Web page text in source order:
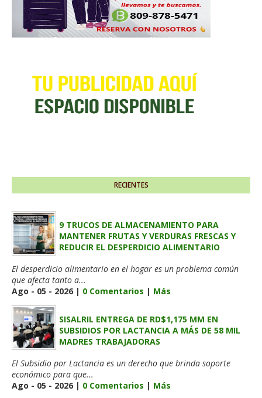
RECIENTES
9 TRUCOS DE ALMACENAMIENTO PARA
MANTENER FRUTAS Y VERDURAS FRESCAS Y
REDUCIR EL DESPERDICIO ALIMENTARIO
El desperdicio alimentario en el hogar es un problema común
que afecta tanto a...
Ago - 05 - 2026 | 0 Comentarios | Más
SISALRIL ENTREGA DE RD$1,175 MM EN
SUBSIDIOS POR LACTANCIA A MÁS DE 58 MIL
MADRES TRABAJADORAS
El Subsidio por Lactancia es un derecho que brinda soporte
económico para que...
Ago - 05 - 2026 | 0 Comentarios | Más